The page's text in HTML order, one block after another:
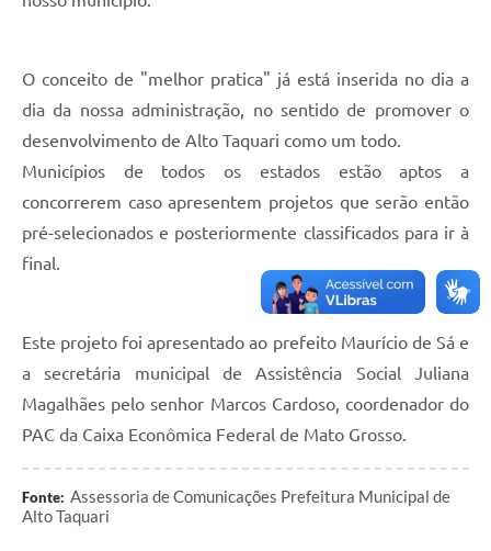
O conceito de "melhor pratica" já está inserida no dia a
dia da nossa administração, no sentido de promover o
desenvolvimento de Alto Taquari como um todo.
Municípios de todos os estados estão aptos a
concorrerem caso apresentem projetos que serão então
pré-selecionados e posteriormente classificados para ir à
final.
Este projeto foi apresentado ao prefeito Maurício de Sá e
a secretária municipal de Assistência Social Juliana
Magalhães pelo senhor Marcos Cardoso, coordenador do
PAC da Caixa Econômica Federal de Mato Grosso.
Fonte: Assessoria de Comunicações Prefeitura Municipal de
Alto Taquari